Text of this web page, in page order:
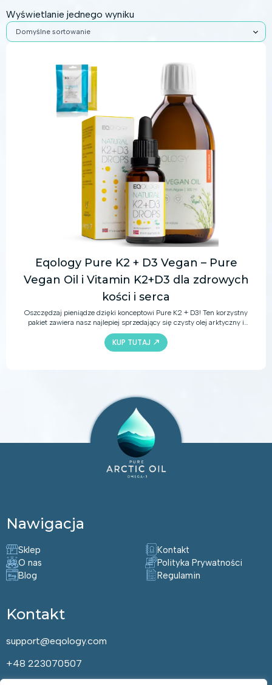
Wyświetlanie jednego wyniku
Eqology Pure K2 + D3 Vegan – Pure
Vegan Oil i Vitamin K2+D3 dla zdrowych
kości i serca
Oszczędzaj pieniądze dzięki konceptowi Pure K2 + D3! Ten korzystny
pakiet zawiera nasz najlepiej sprzedający się czysty olej arktyczny i
witaminę K2 + D3, które uzupełniają codzienną dietę o kwasy EPA i DHA
oraz witaminy K2 i D3.
KUP TUTAJ
Nawigacja
Sklep
O nas
Blog
Kontakt
Polityka Prywatności
Regulamin
Kontakt
support@eqology.com
+48 223070507